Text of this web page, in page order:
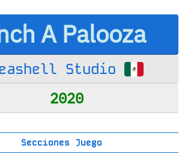
A Palooza
Studio
2020
Secciones Juego